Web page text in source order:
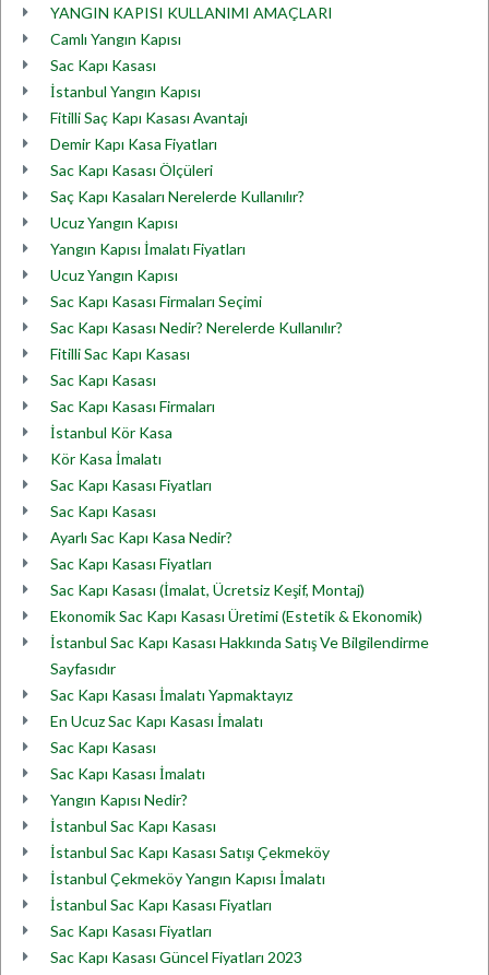
YANGIN KAPISI KULLANIMI AMAÇLARI
Camlı Yangın Kapısı
Sac Kapı Kasası
İstanbul Yangın Kapısı
Fitilli Saç Kapı Kasası Avantajı
Demir Kapı Kasa Fiyatları
Sac Kapı Kasası Ölçüleri
Saç Kapı Kasaları Nerelerde Kullanılır?
Ucuz Yangın Kapısı
Yangın Kapısı İmalatı Fiyatları
Ucuz Yangın Kapısı
Sac Kapı Kasası Firmaları Seçimi
Sac Kapı Kasası Nedir? Nerelerde Kullanılır?
Fitilli Sac Kapı Kasası
Sac Kapı Kasası
Sac Kapı Kasası Firmaları
İstanbul Kör Kasa
Kör Kasa İmalatı
Sac Kapı Kasası Fiyatları
Sac Kapı Kasası
Ayarlı Sac Kapı Kasa Nedir?
Sac Kapı Kasası Fiyatları
Sac Kapı Kasası (İmalat, Ücretsiz Keşif, Montaj)
Ekonomik Sac Kapı Kasası Üretimi (Estetik & Ekonomik)
İstanbul Sac Kapı Kasası Hakkında Satış Ve Bilgilendirme
Sayfasıdır
Sac Kapı Kasası İmalatı Yapmaktayız
En Ucuz Sac Kapı Kasası İmalatı
Sac Kapı Kasası
Sac Kapı Kasası İmalatı
Yangın Kapısı Nedir?
İstanbul Sac Kapı Kasası
İstanbul Sac Kapı Kasası Satışı Çekmeköy
İstanbul Çekmeköy Yangın Kapısı İmalatı
İstanbul Sac Kapı Kasası Fiyatları
Sac Kapı Kasası Fiyatları
Sac Kapı Kasası Güncel Fiyatları 2023